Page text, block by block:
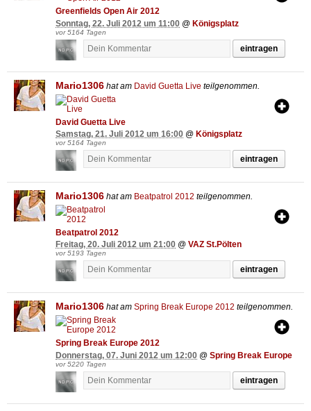
Greenfields Open Air 2012
Sonntag, 22. Juli 2012 um 11:00 @ Königsplatz
vor 5164 Tagen
eintragen
Mario1306 hat am David Guetta Live teilgenommen.
David Guetta Live
Samstag, 21. Juli 2012 um 16:00 @ Königsplatz
vor 5164 Tagen
eintragen
Mario1306 hat am Beatpatrol 2012 teilgenommen.
Beatpatrol 2012
Freitag, 20. Juli 2012 um 21:00 @ VAZ St.Pölten
vor 5193 Tagen
eintragen
Mario1306 hat am Spring Break Europe 2012 teilgenommen.
Spring Break Europe 2012
Donnerstag, 07. Juni 2012 um 12:00 @ Spring Break Europe
vor 5220 Tagen
eintragen